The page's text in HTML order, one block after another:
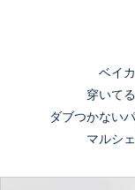
ベイ
穿いて
ダブつかない
マルシ